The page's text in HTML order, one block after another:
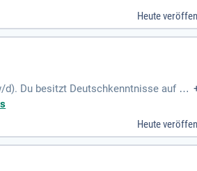
Sie einer zukunftssicheren Branche bei
Heute
Du besitzt Deutschkenntnisse auf mi
Heute